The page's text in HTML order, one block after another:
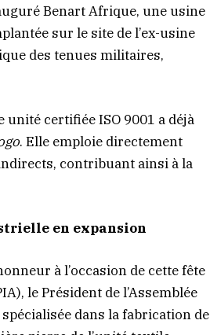
Benart Afrique, une usine
sur le site de l’ex-usine
des tenues militaires,
certifiée ISO 9001 a déjà
. Elle emploie directement
contribuant ainsi à la
en expansion
à l’occasion de cette fête
le Président de l’Assemblée
dans la fabrication de